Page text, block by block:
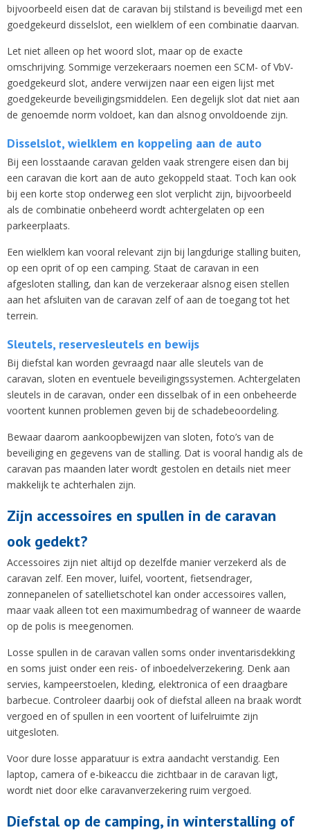
bijvoorbeeld eisen dat de caravan bij stilstand is beveiligd met een
goedgekeurd disselslot, een wielklem of een combinatie daarvan.
Let niet alleen op het woord slot, maar op de exacte
omschrijving. Sommige verzekeraars noemen een SCM- of VbV-
goedgekeurd slot, andere verwijzen naar een eigen lijst met
goedgekeurde beveiligingsmiddelen. Een degelijk slot dat niet aan
de genoemde norm voldoet, kan dan alsnog onvoldoende zijn.
Disselslot, wielklem en koppeling aan de auto
Bij een losstaande caravan gelden vaak strengere eisen dan bij
een caravan die kort aan de auto gekoppeld staat. Toch kan ook
bij een korte stop onderweg een slot verplicht zijn, bijvoorbeeld
als de combinatie onbeheerd wordt achtergelaten op een
parkeerplaats.
Een wielklem kan vooral relevant zijn bij langdurige stalling buiten,
op een oprit of op een camping. Staat de caravan in een
afgesloten stalling, dan kan de verzekeraar alsnog eisen stellen
aan het afsluiten van de caravan zelf of aan de toegang tot het
terrein.
Sleutels, reservesleutels en bewijs
Bij diefstal kan worden gevraagd naar alle sleutels van de
caravan, sloten en eventuele beveiligingssystemen. Achtergelaten
sleutels in de caravan, onder een disselbak of in een onbeheerde
voortent kunnen problemen geven bij de schadebeoordeling.
Bewaar daarom aankoopbewijzen van sloten, foto’s van de
beveiliging en gegevens van de stalling. Dat is vooral handig als de
caravan pas maanden later wordt gestolen en details niet meer
makkelijk te achterhalen zijn.
Zijn accessoires en spullen in de caravan
ook gedekt?
Accessoires zijn niet altijd op dezelfde manier verzekerd als de
caravan zelf. Een mover, luifel, voortent, fietsendrager,
zonnepanelen of satellietschotel kan onder accessoires vallen,
maar vaak alleen tot een maximumbedrag of wanneer de waarde
op de polis is meegenomen.
Losse spullen in de caravan vallen soms onder inventarisdekking
en soms juist onder een reis- of inboedelverzekering. Denk aan
servies, kampeerstoelen, kleding, elektronica of een draagbare
barbecue. Controleer daarbij ook of diefstal alleen na braak wordt
vergoed en of spullen in een voortent of luifelruimte zijn
uitgesloten.
Voor dure losse apparatuur is extra aandacht verstandig. Een
laptop, camera of e-bikeaccu die zichtbaar in de caravan ligt,
wordt niet door elke caravanverzekering ruim vergoed.
Diefstal op de camping, in winterstalling of